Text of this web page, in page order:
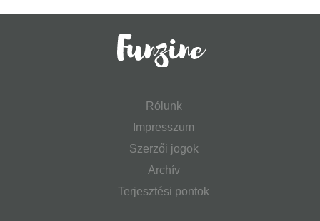
Rólunk
Impresszum
Szerzői jogok
Archív
Terjesztési pontok